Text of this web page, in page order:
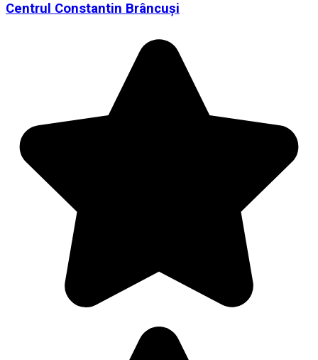
Centrul Constantin Brâncuși